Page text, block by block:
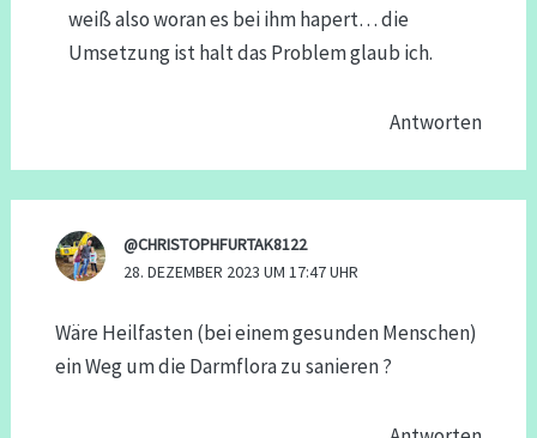
weiß also woran es bei ihm hapert… die
Umsetzung ist halt das Problem glaub ich.
Antworten
@CHRISTOPHFURTAK8122
28. DEZEMBER 2023 UM 17:47 UHR
Wäre Heilfasten (bei einem gesunden Menschen)
ein Weg um die Darmflora zu sanieren ?